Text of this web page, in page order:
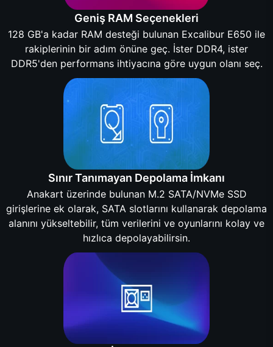
Geniş RAM Seçenekleri
128 GB'a kadar RAM desteği bulunan Excalibur E650 ile
rakiplerinin bir adım önüne geç. İster DDR4, ister
DDR5'den performans ihtiyacına göre uygun olanı seç.
Sınır Tanımayan Depolama İmkanı
Anakart üzerinde bulunan M.2 SATA/NVMe SSD
girişlerine ek olarak, SATA slotlarını kullanarak depolama
alanını yükseltebilir, tüm verilerini ve oyunlarını kolay ve
hızlıca depolayabilirsin.